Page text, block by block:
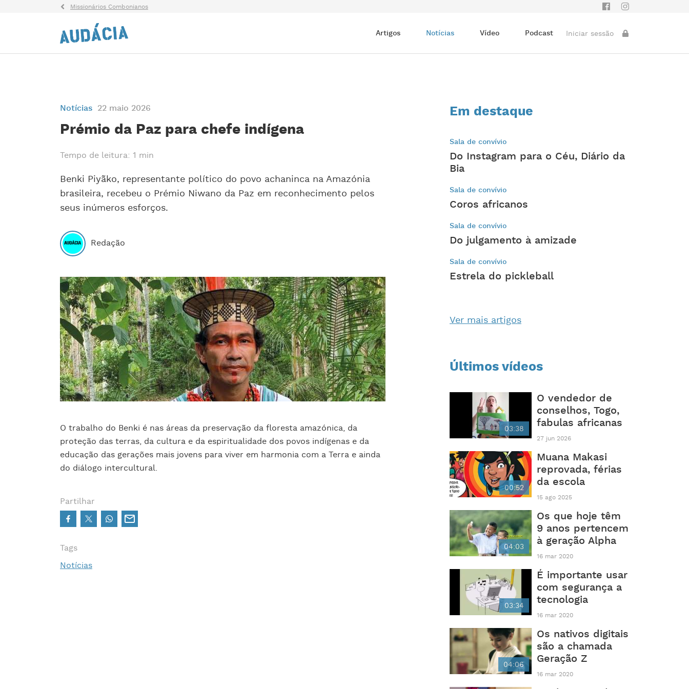
Missionários Combonianos
Artigos Notícias Vídeo Podcast Iniciar sessão
Notícias 22 maio 2026
Prémio da Paz para chefe indígena
Tempo de leitura: 1 min
Benki Piyãko, representante político do povo achaninca na Amazónia
brasileira, recebeu o Prémio Niwano da Paz em reconhecimento pelos
seus inúmeros esforços.
Redação
O trabalho do Benki é nas áreas da preservação da floresta amazónica, da
proteção das terras, da cultura e da espiritualidade dos povos indígenas e da
educação das gerações mais jovens para viver em harmonia com a Terra e ainda
do diálogo intercultural.
Partilhar
Tags
Notícias
Em destaque
Sala de convívio
Do Instagram para o Céu, Diário da
Bia
Sala de convívio
Coros africanos
Sala de convívio
Do julgamento à amizade
Sala de convívio
Estrela do pickleball
Ver mais artigos
Últimos vídeos
03:38
O vendedor de
conselhos, Togo,
fabulas africanas
27 jun 2026
00:52
Muana Makasi
reprovada, férias
da escola
15 ago 2025
04:03
Os que hoje têm
9 anos pertencem
à geração Alpha
16 mar 2020
03:34
É importante usar
com segurança a
tecnologia
16 mar 2020
04:06
Os nativos digitais
são a chamada
Geração Z
16 mar 2020